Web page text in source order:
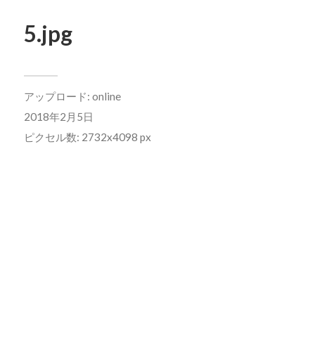
5.jpg
アップロード: online
2018年2月5日
ピクセル数: 2732x4098 px